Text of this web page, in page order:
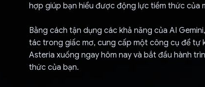
hợp giúp bạn hiểu được động lực tiềm thức của
Bằng cách tận dụng các khả năng của AI
tác trong giấc mơ, cung cấp một công cụ để tự
Asteria xuống ngay hôm nay và bắt đầu hành
thức của bạn.